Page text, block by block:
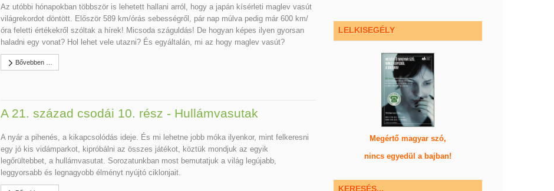
Az utóbbi hónapokban többször is lehetett hallani arról, hogy a japán kísérleti maglev vasút
világrekordot döntött. Először 589 km/órás sebességről, pár nap múlva pedig már 600 km/
óra feletti értékekről szóltak a hírek! Micsoda száguldás! De hogyan képes ilyen gyorsan
haladni egy vonat? Hol lehet vele utazni? És egyáltalán, mi az hogy maglev vasút?
Bővebben …
A 21. század csodái 10. rész - Hullámvasutak
A nyár a pihenés, a kikapcsolódás ideje. És mi lehetne jobb móka ilyenkor, mint felkeresni
egy jó kis vidámparkot, kipróbálni az összes játékot, köztük mondjuk az egyik
legőrültebbet, a hullámvasutat. Sorozatunkban most bemutatjuk a világ legújabb,
leggyorsabb és legnagyobb élményt nyújtó ciklonjait.
LELKISEGÉLY
Megértő magyar szó,
nincs egyedül a bajban!
KERESÉS...